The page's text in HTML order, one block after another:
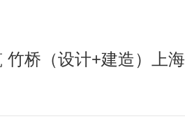
桥（设计+建造）上